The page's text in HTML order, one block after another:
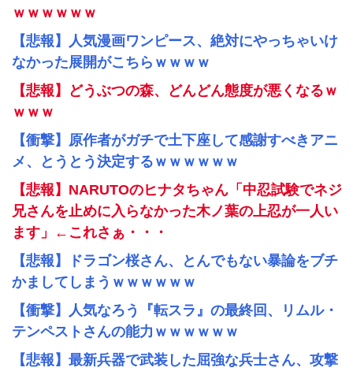
ｗｗｗｗｗｗ
【悲報】人気漫画ワンピース、絶対にやっちゃいけ
なかった展開がこちらｗｗｗｗ
【悲報】どうぶつの森、どんどん態度が悪くなるｗ
ｗｗｗ
【衝撃】原作者がガチで土下座して感謝すべきアニ
メ、とうとう決定するｗｗｗｗｗｗ
【悲報】NARUTOのヒナタちゃん「中忍試験でネジ
兄さんを止めに入らなかった木ノ葉の上忍が一人い
ます」←これさぁ・・・
【悲報】ドラゴン桜さん、とんでもない暴論をブチ
かましてしまうｗｗｗｗｗｗ
【衝撃】人気なろう『転スラ』の最終回、リムル・
テンペストさんの能力ｗｗｗｗｗｗ
【悲報】最新兵器で武装した屈強な兵士さん、攻撃